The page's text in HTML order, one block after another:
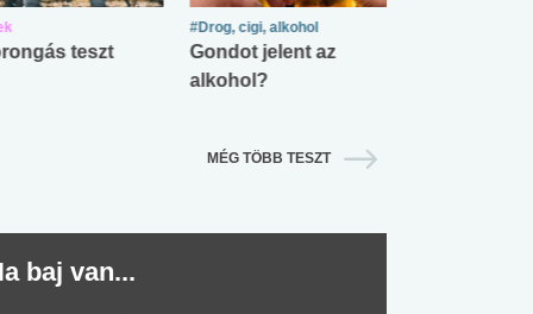
teszt
#Drog, cigi, alkohol
Gondot jelent az
alkohol?
MÉG TÖBB TESZT
baj van...